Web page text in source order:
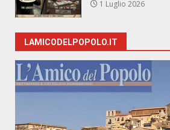
1 Luglio 2026
LAMICODELPOPOLO.IT